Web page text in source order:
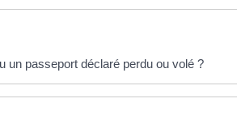
un passeport déclaré perdu ou volé ?